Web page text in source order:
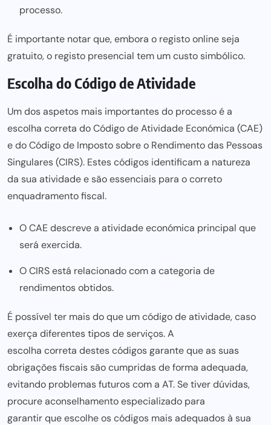
processo.
É importante notar que, embora o registo online seja
gratuito, o registo presencial tem um custo simbólico.
Escolha do Código de Atividade
Um dos aspetos mais importantes do processo é a
escolha correta doCódigo de Atividade Económica (CAE)
e doCódigo de Imposto sobre o Rendimentodas Pessoas
Singulares (CIRS). Estes códigos identificam a natureza
da sua atividade e são essenciais para o correto
enquadramento fiscal.
O CAE descreve a atividade económica principal que
será exercida.
O CIRS está relacionado com a categoria de
rendimentos obtidos.
É possível ter mais do que um código de atividade, caso
exerça diferentes tipos de serviços. A
escolha correta destes códigos garanteque as suas
obrigações fiscais são cumpridas de forma adequada,
evitando problemas futuros com a AT. Se tiver dúvidas,
procure aconselhamento especializado para
garantir que escolhe os códigos maisadequados à sua